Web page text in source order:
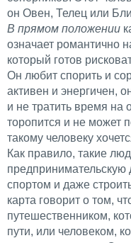
он Овен, Телец или
В прямом положении
означает романтично
который готов
Он любит спорить и
активен и энергичен,
и не тратить время на
торопится и не может
такому человеку
Как правило, такие
предпринимательскую
спортом и даже
карта говорит о том,
путешественником,
пути, или человеком,